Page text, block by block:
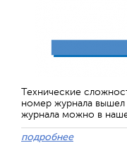
Технические
номер журнала вышел
журнала можно в
подробнее